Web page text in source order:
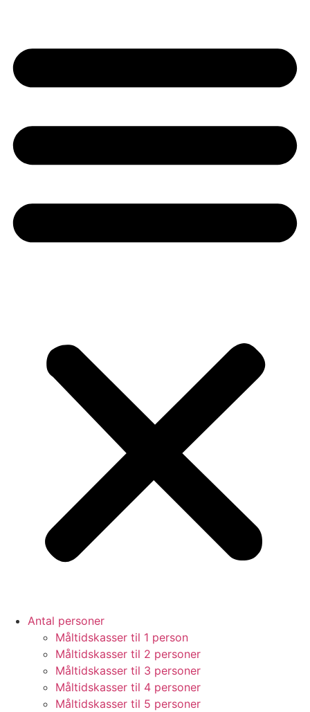
Antal personer
Måltidskasser til 1 person
Måltidskasser til 2 personer
Måltidskasser til 3 personer
Måltidskasser til 4 personer
Måltidskasser til 5 personer